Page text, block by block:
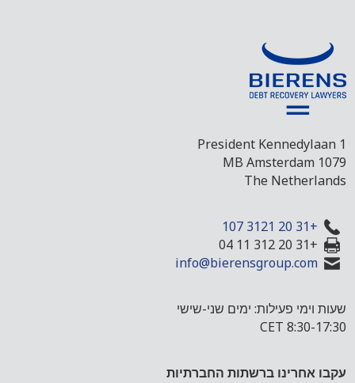
President Kennedylaan 1
1079 MB Amsterdam
The Netherlands
+31 20 3121 107
+31 20 312 11 04
info@bierensgroup.com
שעות וימי פעילות: ימים שני-שישי
8:30-17:30 CET
עקבו אחרינו ברשתות החברתיות